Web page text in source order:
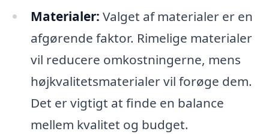
Materialer: Valget af materialer er en
afgørende faktor. Rimelige materialer
vil reducere omkostningerne, mens
højkvalitetsmaterialer vil forøge dem.
Det er vigtigt at finde en balance
mellem kvalitet og budget.